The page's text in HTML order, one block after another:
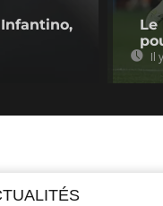
Le
Il